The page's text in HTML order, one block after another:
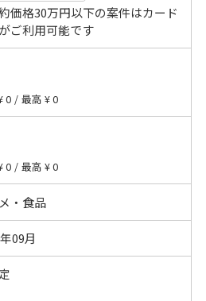
価格30万円以下の案件はカード
ご利用可能です
0 / 最高 ¥ 0
0 / 最高 ¥ 0
・食品
09月